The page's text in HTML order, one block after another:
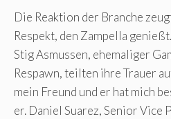
Die Reaktion der Branche
Respekt, den Zampella
Stig Asmussen, ehemaliger
Respawn, teilten ihre Trauer
mein Freund und er hat mich
er. Daniel Suarez, Senior Vice